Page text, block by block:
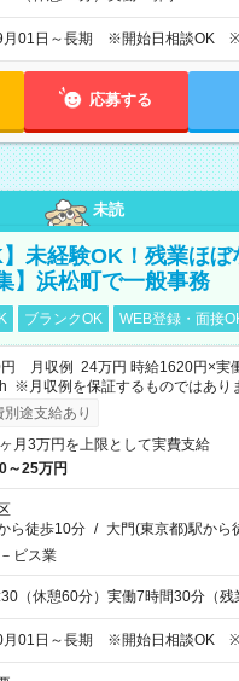
月01日～長期 ※開始日相談OK
応募する
未読
】未経験OK！残業ほぼ
】浜松町で一般事務
ブランクOK WEB登録・面接
月収例 24万円 時給1620円×実
※月収例を保証するものではあり
別途支給あり
月3万円を上限として実費支給
～25万円
ら徒歩10分 / 大門(東京都)駅から
ビス業
（休憩60分）実働7時間30分（残
月01日～長期 ※開始日相談OK